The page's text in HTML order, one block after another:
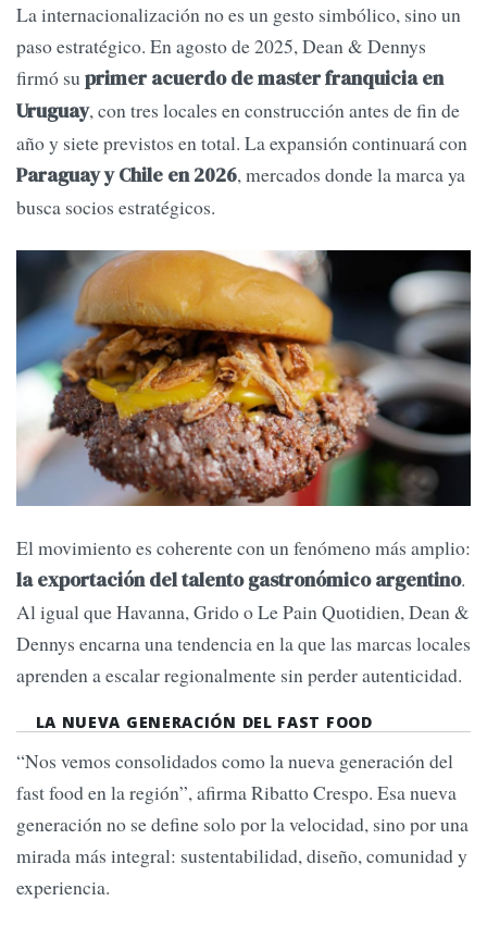
La internacionalización no es un gesto simbólico, sino un
paso estratégico. En agosto de 2025, Dean & Dennys
firmó suprimer acuerdo de master franquicia en
Uruguay, con tres locales en construcción antes de fin de
año y siete previstos en total. La expansión continuará con
Paraguay y Chile en 2026, mercados donde la marca ya
busca socios estratégicos.
El movimiento es coherente con un fenómeno más amplio:
la exportación del talento gastronómico argentino.
Al igual que Havanna, Grido o Le Pain Quotidien, Dean &
Dennys encarna una tendencia en la que las marcas locales
aprenden a escalar regionalmente sin perder autenticidad.
LA NUEVA GENERACIÓN DEL FAST FOOD
“Nos vemos consolidados como la nueva generación del
fast food en la región”, afirma Ribatto Crespo. Esa nueva
generación no se define solo por la velocidad, sino por una
mirada más integral: sustentabilidad, diseño, comunidad y
experiencia.